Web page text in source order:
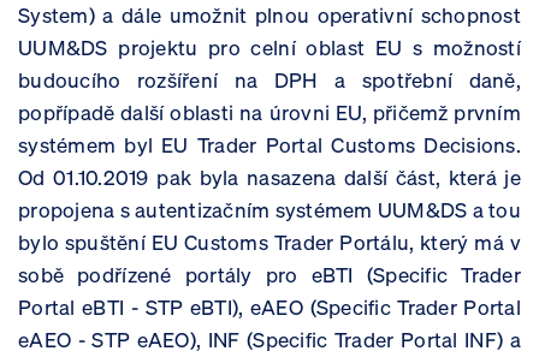
System) a dále umožnit plnou operativní schopnost
UUM&DS projektu pro celní oblast EU s možností
budoucího rozšíření na DPH a spotřební daně,
popřípadě další oblasti na úrovni EU, přičemž prvním
systémem byl EU Trader Portal Customs Decisions.
Od 01.10.2019 pak byla nasazena další část, která je
propojena s autentizačním systémem UUM&DS a tou
bylo spuštění EU Customs Trader Portálu, který má v
sobě podřízené portály pro eBTI (Specific Trader
Portal eBTI - STP eBTI), eAEO (Specific Trader Portal
eAEO - STP eAEO), INF (Specific Trader Portal INF) a